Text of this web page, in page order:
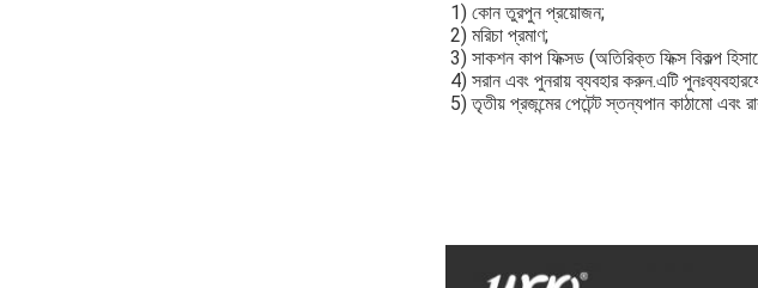
1) কোন তুরপুন প্রয়োজন;
2) মরিচা প্রমাণ;
3) সাকশন কাপ ফিক্সড (অতিরিক্ত ফিক্স বিকল্প
4) সরান এবং পুনরায় ব্যবহার করুন.এটি
5) তৃতীয় প্রজন্মের পেটেন্ট স্তন্যপান কাঠামো